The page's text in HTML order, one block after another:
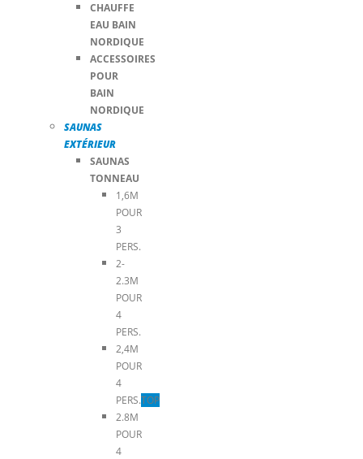
CHAUFFE
EAU BAIN
NORDIQUE
ACCESSOIRES
POUR
BAIN
NORDIQUE
SAUNAS
EXTÉRIEUR
SAUNAS
TONNEAU
1,6M
POUR
3
PERS.
2-
2.3M
POUR
4
PERS.
2,4M
POUR
4
PERS.TOP
2.8M
POUR
4